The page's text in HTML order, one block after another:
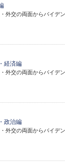
外交の両面からバイデ
経済編
外交の両面からバイデ
政治編
外交の両面からバイデ